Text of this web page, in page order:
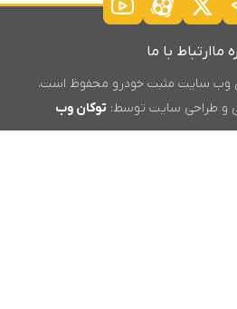
ماارتباط با ما
و طراحی سایت توسط: توکان وب